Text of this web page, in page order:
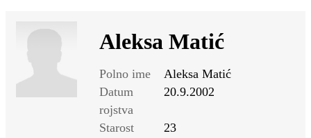
Aleksa Matić
Polno ime
Aleksa Matić
Datum
rojstva
20.9.2002
Starost
23